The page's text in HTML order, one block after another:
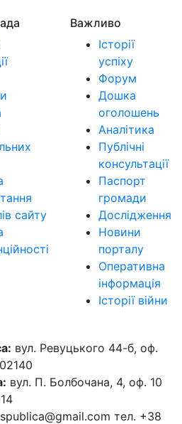
сайту
Важливо
Історії
успіху
Форум
Дошка
оголошень
Аналітика
Публічні
консультації
Паспорт
громади
Дослідження
Новини
порталу
Оперативна
інформація
Історії війни
вул. Ревуцького 44-б, оф.
вул. П. Болбочана, 4, оф. 10
тел. +38